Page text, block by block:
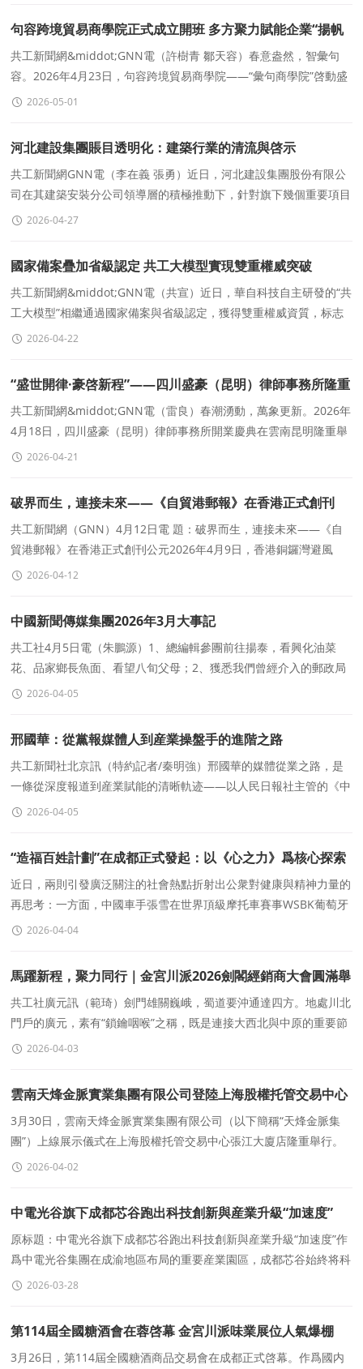
句容跨境貿易商學院正式成立開班 多方聚力賦能企業“揚帆
出海”
共工新聞網&middot;GNN電（許樹青 鄒天容）春意盎然，智彙句
容。2026年4月23日，句容跨境貿易商學院——“彙句商學院”啓動盛
典暨首期企業家閉門分享座談會在
2026-05-01
河北建設集團賬目透明化：建築行業的清流與啓示
共工新聞網GNN電（李在義 張勇）近日，河北建設集團股份有限公
司在其建築安裝分公司領導層的積極推動下，針對旗下幾個重要項目
的賬目問題，展現出了前所未有的透明度和決心。
2026-04-27
國家備案疊加省級認定 共工大模型實現雙重權威突破
共工新聞網&middot;GNN電（共宣）近日，華自科技自主研發的“共
工大模型”相繼通過國家備案與省級認定，獲得雙重權威資質，标志
着企業在人工智能技術創新與合規體系建設方
2026-04-22
“盛世開律·豪啓新程”——四川盛豪（昆明）律師事務所隆重
開業
共工新聞網&middot;GNN電（雷良）春潮湧動，萬象更新。2026年
4月18日，四川盛豪（昆明）律師事務所開業慶典在雲南昆明隆重舉
行。四川盛豪律師事務所總部及各分所代表齊聚一堂，與昆明分所
2026-04-21
破界而生，連接未來——《自貿港郵報》在香港正式創刊
共工新聞網（GNN）4月12日電 題：破界而生，連接未來——《自
貿港郵報》在香港正式創刊公元2026年4月9日，香港銅鑼灣避風
塘，亞馬遜号遊艇上。維多利亞港的海風，依舊帶着鹹濕
2026-04-12
中國新聞傳媒集團2026年3月大事記
共工社4月5日電（朱鵬源）1、總編輯參團前往揚泰，看興化油菜
花、品家鄉長魚面、看望八旬父母；2、獲悉我們曾經介入的郵政局
職工上訪維權事件，獲得良好結果；3、總編輯獲得今日頭條授
2026-04-05
邢國華：從黨報媒體人到産業操盤手的進階之路
共工新聞社北京訊（特約記者/秦明強）邢國華的媒體從業之路，是
一條從深度報道到産業賦能的清晰軌迹——以人民日報社主管的《中
國城市報》爲核心陣地，深耕城市治理、産
2026-04-05
“造福百姓計劃”在成都正式發起：以《心之力》爲核心探索
民間智慧賦能民生路徑
近日，兩則引發廣泛關注的社會熱點折射出公衆對健康與精神力量的
再思考：一方面，中國車手張雪在世界頂級摩托車賽事WSBK葡萄牙
站中連奪雙冠
2026-04-04
馬躍新程，聚力同行｜金宮川派2026劍閣經銷商大會圓滿舉
辦
共工社廣元訊（範琦）劍門雄關巍峨，蜀道要沖通達四方。地處川北
門戶的廣元，素有“鎖鑰咽喉”之稱，既是連接大西北與中原的重要節
點城市，也是區域商貿流通的重要樞紐。3月2
2026-04-03
雲南天烽金脈實業集團有限公司登陸上海股權托管交易中心
成功舉行上線展示儀式
3月30日，雲南天烽金脈實業集團有限公司（以下簡稱“天烽金脈集
團”）上線展示儀式在上海股權托管交易中心張江大廈店隆重舉行。
2026-04-02
中電光谷旗下成都芯谷跑出科技創新與産業升級“加速度”
原标題：中電光谷旗下成都芯谷跑出科技創新與産業升級“加速度”作
爲中電光谷集團在成渝地區布局的重要産業園區，成都芯谷始終将科
技創新作爲推動産業升級的重要引擎
2026-03-28
第114屆全國糖酒會在蓉啓幕 金宮川派味業展位人氣爆棚
3月26日，第114屆全國糖酒商品交易會在成都正式啓幕。作爲國内